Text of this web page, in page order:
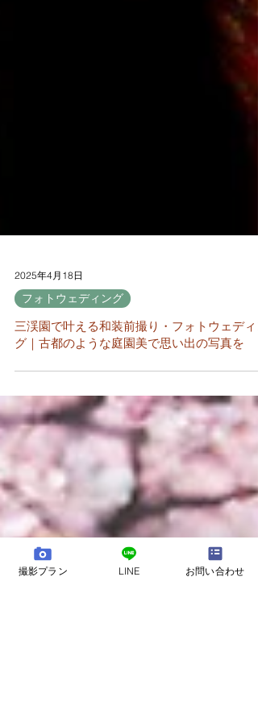
2025年4月18日
フォトウェディング
三渓園で叶える和装前撮り・フォトウェディ
グ｜古都のような庭園美で思い出の写真を
撮影プラン LINE お問い合わせ